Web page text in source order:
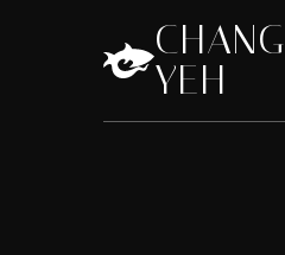
CHANG
YEH